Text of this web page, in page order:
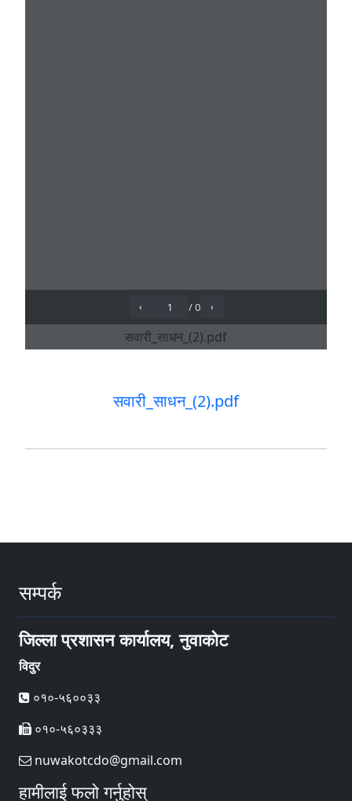
सवारी_साधन_(2).pdf
सम्पर्क
जिल्ला प्रशासन कार्यालय, नुवाकोट
विदुर
०१०-५६००३३
०१०-५६०३३३
nuwakotcdo@gmail.com
हामीलाई फलो गर्नुहोस्